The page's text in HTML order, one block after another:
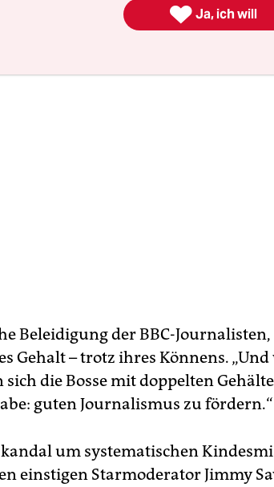
Beleidigung der BBC-Journalisten,
Gehalt – trotz ihres Könnens.
sich die Bosse mit doppelten
guten Journalismus zu fördern.“
um systematischen
einstigen Starmoderator Jimmy
 Ja, ich will